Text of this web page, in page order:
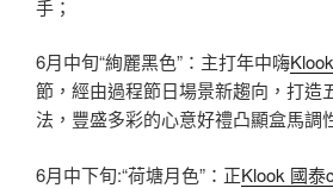
手；
6月中旬“絢麗黑色”：主打年中嗨
節，經由過程節日場景新趨向，打造
法，豐盛多彩的心意好禮凸顯盒馬調
6月中下旬:“荷塘月色”：正Klook 國泰